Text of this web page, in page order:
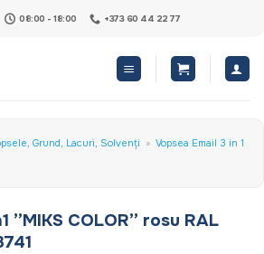
08:00 - 18:00 +373 60 44 22 77
Grund, Lacuri, Solvenți » Vopsea Email 3 in 1
”MIKS COLOR” rosu RAL